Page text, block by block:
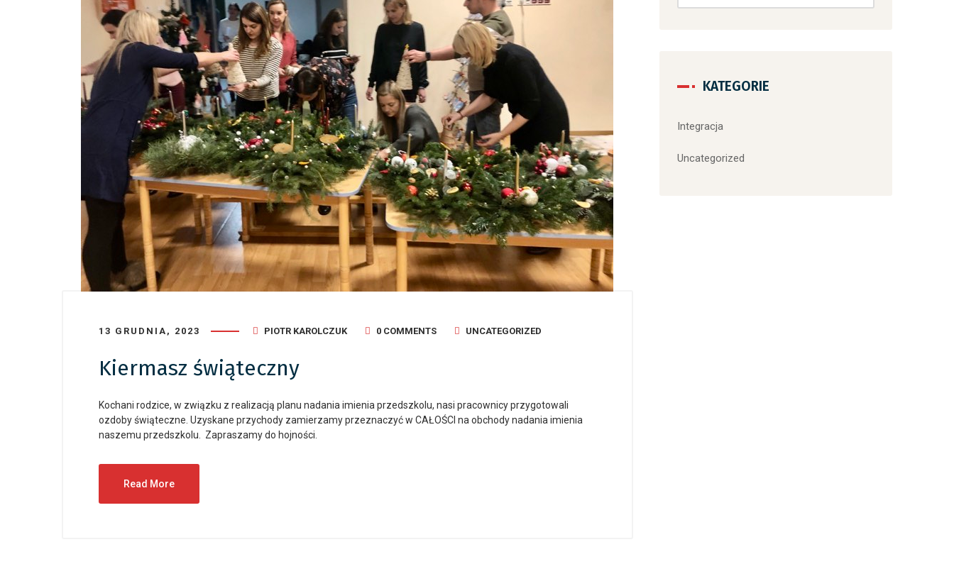
13 GRUDNIA, 2023 PIOTR KAROLCZUK 0 COMMENTS UNCATEGORIZED
Kiermasz świąteczny
Kochani rodzice, w związku z realizacją planu nadania imienia przedszkolu, nasi pracownicy przygotowali
ozdoby świąteczne. Uzyskane przychody zamierzamy przeznaczyć w CAŁOŚCI na obchody nadania imienia
naszemu przedszkolu. Zapraszamy do hojności.
Read More
KATEGORIE
Integracja
Uncategorized